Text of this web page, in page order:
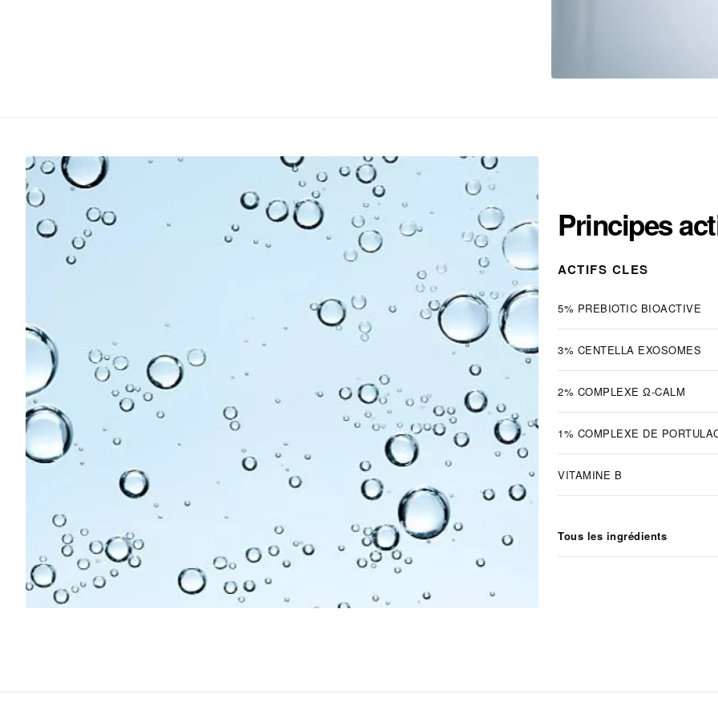
Principes
ACTIFS CLES
5% PREBIOTIC BIOACTIVE
3% CENTELLA EXOSOMES
2% COMPLEXE Ω-CALM
1% COMPLEXE DE
VITAMINE B
Tous les ingrédients